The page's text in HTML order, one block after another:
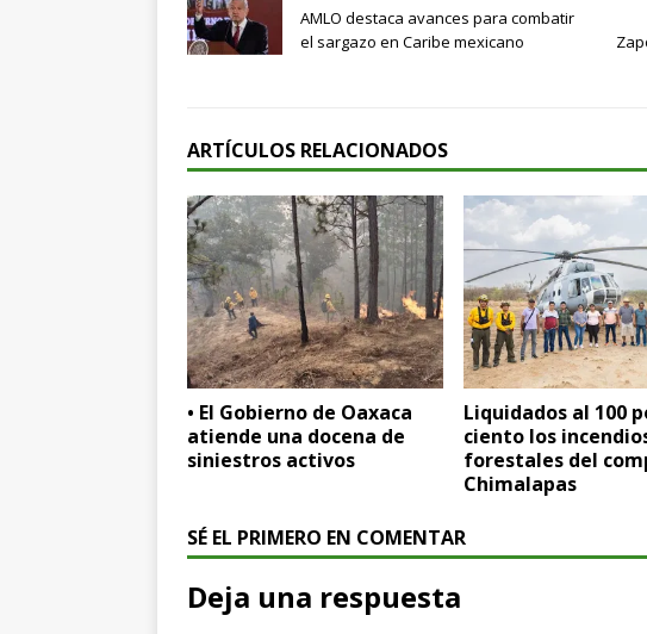
AMLO destaca avances para combatir
el sargazo en Caribe mexicano
ARTÍCULOS RELACIONADOS
• El Gobierno de Oaxaca
atiende una docena de
siniestros activos
Liquidados al 100
ciento los
forestales del
Chimalapas
SÉ EL PRIMERO EN COMENTAR
Deja una respuesta